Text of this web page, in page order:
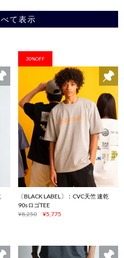
て表示
30%OFF
〔BLACK LABEL〕：CVC天竺 速乾
90sロゴTEE
¥8,250
¥5,775